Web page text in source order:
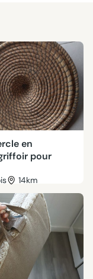
en
pour
14km